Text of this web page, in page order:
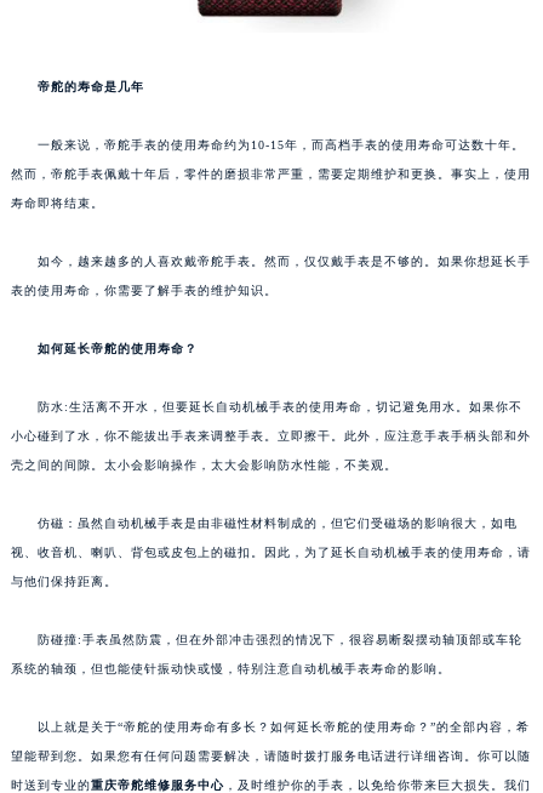
帝舵的寿命是几年
一般来说，帝舵手表的使用寿命约为10-15年，而高档手表的使用寿命可达数十年。
然而，帝舵手表佩戴十年后，零件的磨损非常严重，需要定期维护和更换。事实上，使用
寿命即将结束。
如今，越来越多的人喜欢戴帝舵手表。然而，仅仅戴手表是不够的。如果你想延长手
表的使用寿命，你需要了解手表的维护知识。
如何延长帝舵的使用寿命？
防水:生活离不开水，但要延长自动机械手表的使用寿命，切记避免用水。如果你不
小心碰到了水，你不能拔出手表来调整手表。立即擦干。此外，应注意手表手柄头部和外
壳之间的间隙。太小会影响操作，太大会影响防水性能，不美观。
仿磁：虽然自动机械手表是由非磁性材料制成的，但它们受磁场的影响很大，如电
视、收音机、喇叭、背包或皮包上的磁扣。因此，为了延长自动机械手表的使用寿命，请
与他们保持距离。
防碰撞:手表虽然防震，但在外部冲击强烈的情况下，很容易断裂摆动轴顶部或车轮
系统的轴颈，但也能使针振动快或慢，特别注意自动机械手表寿命的影响。
以上就是关于“帝舵的使用寿命有多长？如何延长帝舵的使用寿命？”的全部内容，希
望能帮到您。如果您有任何问题需要解决，请随时拨打服务电话进行详细咨询。你可以随
时送到专业的重庆帝舵维修服务中心，及时维护你的手表，以免给你带来巨大损失。我们